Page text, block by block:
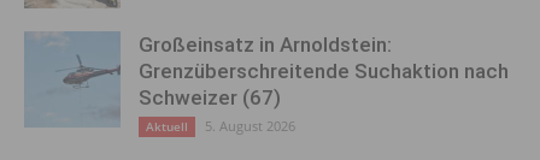
Großeinsatz in Arnoldstein:
Grenzüberschreitende Suchaktion nach
Schweizer (67)
Aktuell 5. August 2026